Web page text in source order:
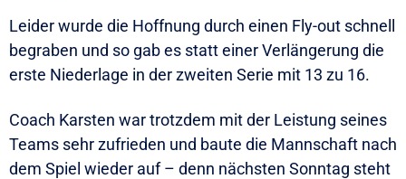
Leider wurde die Hoffnung durch einen Fly-out schnell
begraben und so gab es statt einer Verlängerung die
erste Niederlage in der zweiten Serie mit 13 zu 16.
Coach Karsten war trotzdem mit der Leistung seines
Teams sehr zufrieden und baute die Mannschaft nach
dem Spiel wieder auf – denn nächsten Sonntag steht